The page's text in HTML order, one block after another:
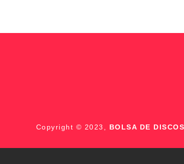
Copyright © 2023, BOLSA DE DISCOS